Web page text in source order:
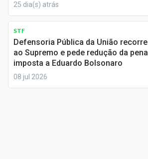
25 dia(s) atrás
STF
Defensoria Pública da União recorre
ao Supremo e pede redução da pena
imposta a Eduardo Bolsonaro
08 jul 2026